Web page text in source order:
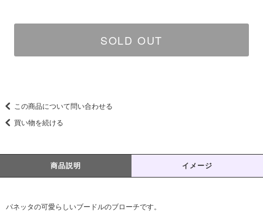
SOLD OUT
この商品について問い合わせる
買い物を続ける
商品説明 イメージ
パネッタの可愛らしいブードルのブローチです。